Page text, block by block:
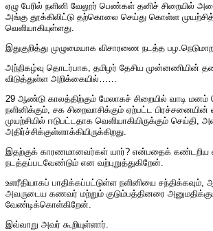
ஏழு பேரில் நளினி வேலூர் பெண்கள் தனிச் சிறையில்
அங்கு தூக்கிலிட்டு தற்கொலை செய்து கொள்ள
வெளியாகியுள்ளது.
இதுகுறித்து முழுமையாக விசாரணை நடத்த
அந்நிகழ்வு தொடர்பாக, தமிழர் தேசிய முன்னணியின்
விடுத்துள்ள அறிக்கையில்……
29 ஆண்டு காலத்திற்கும் மேலாகச் சிறையில் வாடி மனம்
நளினிக்கும், சக சிறைவாசிக்கும் ஏற்பட்ட
முயற்சியில் ஈடுபட்டதாக வெளியாகியிருக்கும் செய்தி,
அதிர்ச்சிக்குள்ளாக்கியிருக்கிறது.
இதற்குக் காரணமானவர்கள் யார்? என்பதைக் கண்டறிய
நடத்தப்படவேண்டும் என வற்புறுத்துகிறேன்.
உளரீதியாகப் பாதிக்கப்பட்டுள்ள நளினியை சந்திக்கவும்,
அவருடைய கணவர் மற்றும் குடும்பத்தினரை
வேண்டிக்கொள்கிறேன்.
இவ்வாறு அவர் கூறியுள்ளார்.